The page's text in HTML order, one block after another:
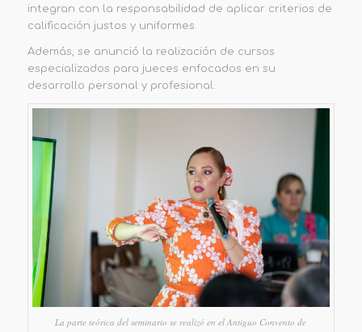
integran con la responsabilidad de aplicar criterios de
calificación justos y uniformes.
Además, se anunció la realización de cursos
especializados para jueces enfocados en su
desarrollo personal y profesional.
La parte teórica del seminario se realizó en el Antiguo Convento de